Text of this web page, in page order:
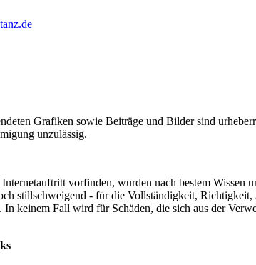
Grafiken sowie Beiträge und Bilder sind
unzulässig.
vorfinden, wurden nach bestem Wissen
stillschweigend - für die Vollständigkeit,
In keinem Fall wird für Schäden, die sich aus der